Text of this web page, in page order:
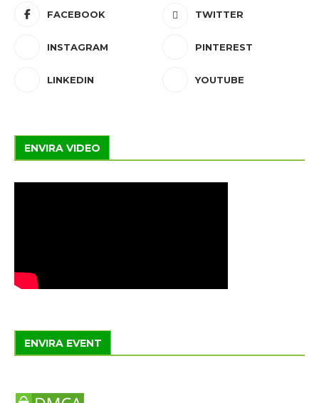
FACEBOOK TWITTER
INSTAGRAM PINTEREST
LINKEDIN YOUTUBE
ENVIRA VIDEO
ENVIRA EVENT